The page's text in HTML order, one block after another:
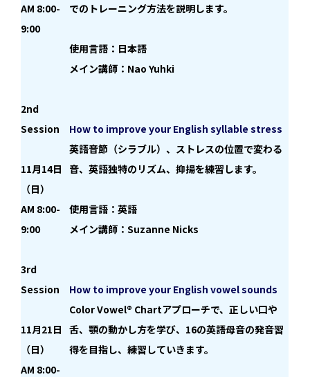
AM 8:00-
9:00
でのトレーニング方法を説明します。
使用言語：日本語
メイン講師：Nao Yuhki
2nd
Session
11月14日
（日）
AM 8:00-
9:00
How to improve your English syllable stress
英語音節（シラブル）、ストレスの位置で変わる
音、英語独特のリズム、抑揚を練習します。
使用言語：英語
メイン講師：Suzanne Nicks
3rd
Session
11月21日
（日）
AM 8:00-
How to improve your English vowel sounds
Color Vowel® Chartアプローチで、正しい口や
舌、顎の動かし方を学び、16の英語母音の発音習
得を目指し、練習していきます。